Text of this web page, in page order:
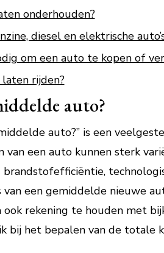
onderhouden?
diesel en elektrische
om een auto te kopen of
rijden?
auto?
auto?” is een
een auto kunnen sterk
een gemiddelde nieuwe
rekening te houden met
bij het bepalen van de totale